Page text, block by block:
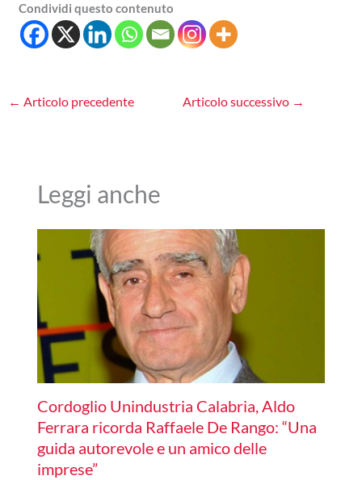
Condividi questo contenuto
← Articolo precedente Articolo successivo →
Leggi anche
Cordoglio Unindustria Calabria, Aldo
Ferrara ricorda Raffaele De Rango: “Una
guida autorevole e un amico delle
imprese”